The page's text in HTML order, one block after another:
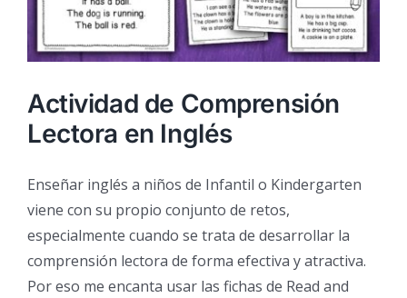
Actividad de Comprensión
Lectora en Inglés
Enseñar inglés a niños de Infantil o Kindergarten
viene con su propio conjunto de retos,
especialmente cuando se trata de desarrollar la
comprensión lectora de forma efectiva y atractiva.
Por eso me encanta usar las fichas de Read and